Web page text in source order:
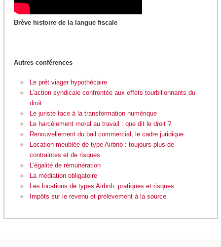
Brève histoire de la langue fiscale
Autres conférences
Le prêt viager hypothécaire
L'action syndicale confrontée aux effets tourbillonnants du
droit
Le juriste face à la transformation numérique
Le harcèlement moral au travail : que dit le droit ?
Renouvellement du bail commercial, le cadre juridique
Location meublée de type Airbnb : toujours plus de
contraintes et de risques
L'égalité de rémunération
La médiation obligatoire
Les locations de types Airbnb: pratiques et risques
Impôts sur le revenu et prélèvement à la source